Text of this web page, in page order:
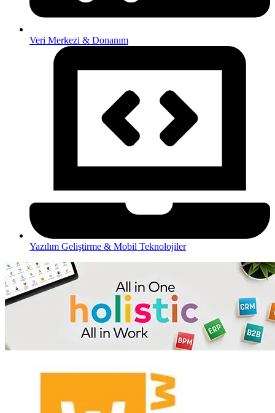
Veri Merkezi & Donanım
Yazılım Geliştirme & Mobil Teknolojiler